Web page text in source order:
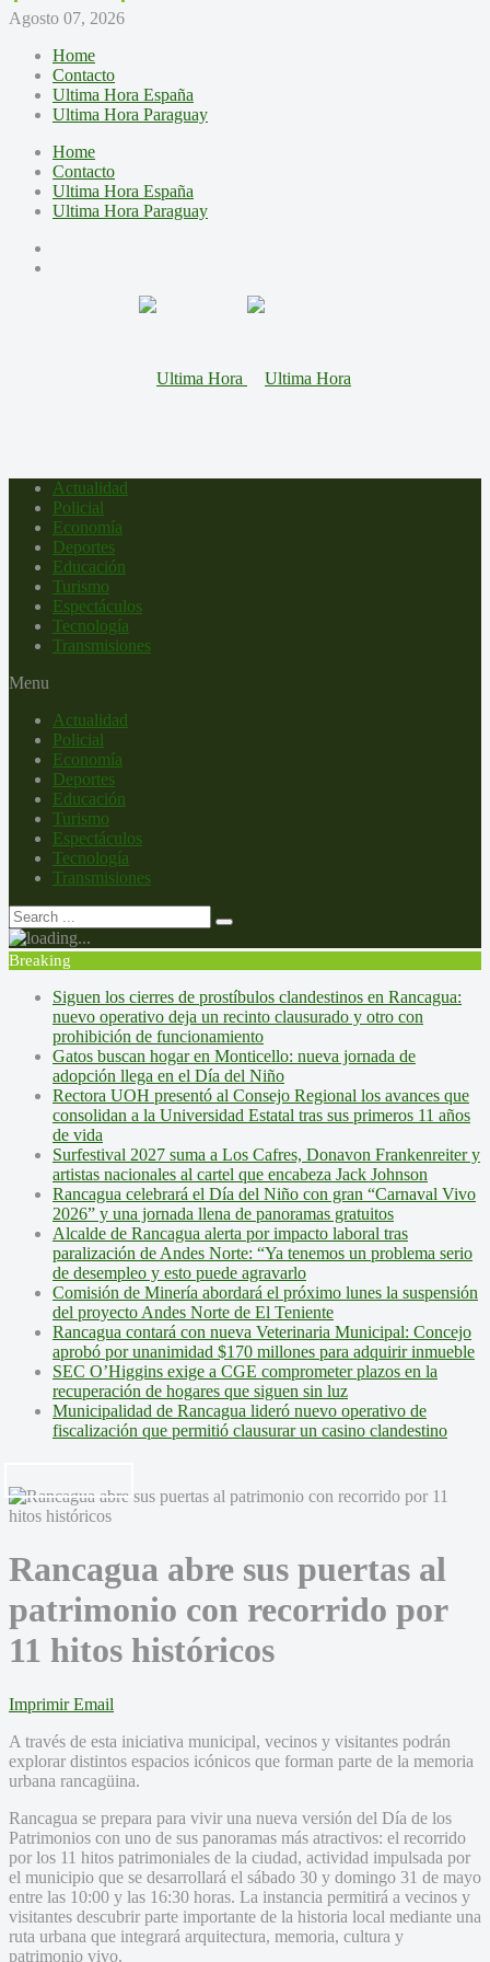
Agosto 07, 2026
Home
Contacto
Ultima Hora España
Ultima Hora Paraguay
Home
Contacto
Ultima Hora España
Ultima Hora Paraguay
Actualidad
Policial
Economía
Deportes
Educación
Turismo
Espectáculos
Tecnología
Transmisiones
Menu
Actualidad
Policial
Economía
Deportes
Educación
Turismo
Espectáculos
Tecnología
Transmisiones
Breaking
Siguen los cierres de prostíbulos clandestinos en Rancagua:
nuevo operativo deja un recinto clausurado y otro con
prohibición de funcionamiento
Gatos buscan hogar en Monticello: nueva jornada de
adopción llega en el Día del Niño
Rectora UOH presentó al Consejo Regional los avances que
consolidan a la Universidad Estatal tras sus primeros 11 años
de vida
Surfestival 2027 suma a Los Cafres, Donavon Frankenreiter y
artistas nacionales al cartel que encabeza Jack Johnson
Rancagua celebrará el Día del Niño con gran “Carnaval Vivo
2026” y una jornada llena de panoramas gratuitos
Alcalde de Rancagua alerta por impacto laboral tras
paralización de Andes Norte: “Ya tenemos un problema serio
de desempleo y esto puede agravarlo
Comisión de Minería abordará el próximo lunes la suspensión
del proyecto Andes Norte de El Teniente
Rancagua contará con nueva Veterinaria Municipal: Concejo
aprobó por unanimidad $170 millones para adquirir inmueble
SEC O’Higgins exige a CGE comprometer plazos en la
recuperación de hogares que siguen sin luz
Municipalidad de Rancagua lideró nuevo operativo de
fiscalización que permitió clausurar un casino clandestino
Rancagua abre sus puertas al
patrimonio con recorrido por
11 hitos históricos
Imprimir Email
A través de esta iniciativa municipal, vecinos y visitantes podrán
explorar distintos espacios icónicos que forman parte de la memoria
urbana rancagüina.
Rancagua se prepara para vivir una nueva versión del Día de los
Patrimonios con uno de sus panoramas más atractivos: el recorrido
por los 11 hitos patrimoniales de la ciudad, actividad impulsada por
el municipio que se desarrollará el sábado 30 y domingo 31 de mayo
entre las 10:00 y las 16:30 horas. La instancia permitirá a vecinos y
visitantes descubrir parte importante de la historia local mediante una
ruta urbana que integrará arquitectura, memoria, cultura y
patrimonio vivo.